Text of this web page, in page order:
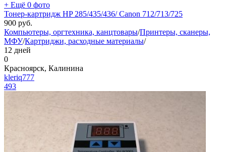
+ Ещё 0 фото
Тонер-картридж HP 285/435/436/ Canon 712/713/725
900 руб.
Компьютеры, оргтехника, канцтовары/Принтеры, сканеры,
МФУ/Картриджи, расходные материалы/
12 дней
0
Красноярск, Калинина
kleriq777
493